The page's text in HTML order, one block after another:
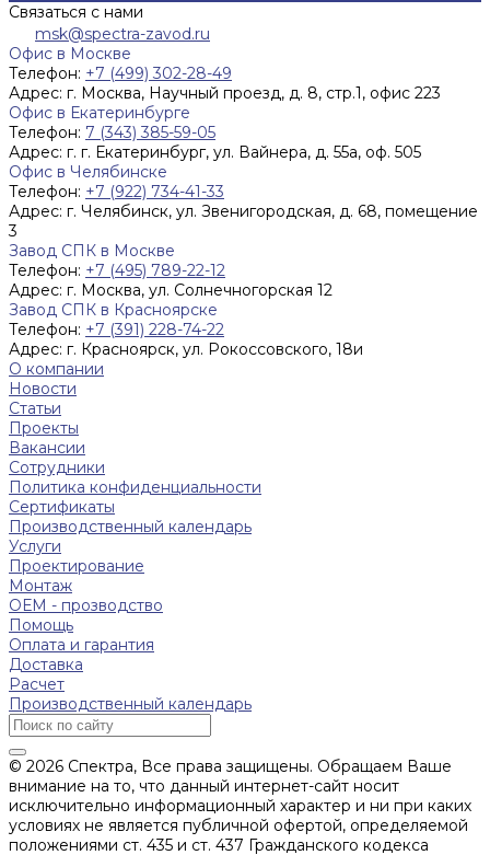
Связаться с нами
msk@spectra-zavod.ru
Офис в Москве
Телефон: +7 (499) 302-28-49
Адрес: г. Москва, Научный проезд, д. 8, стр.1, офис 223
Офис в Екатеринбурге
Телефон: 7 (343) 385-59-05
Адрес: г. г. Екатеринбург, ул. Вайнера, д. 55а, оф. 505
Офис в Челябинске
Телефон: +7 (922) 734-41-33
Адрес: г. Челябинск, ул. Звенигородская, д. 68, помещение
3
Завод СПК в Москве
Телефон: +7 (495) 789-22-12
Адрес: г. Москва, ул. Солнечногорская 12
Завод СПК в Красноярске
Телефон: +7 (391) 228-74-22
Адрес: г. Красноярск, ул. Рокоссовского, 18и
О компании
Новости
Статьи
Проекты
Вакансии
Сотрудники
Политика конфиденциальности
Сертификаты
Производственный календарь
Услуги
Проектирование
Монтаж
ОЕМ - прозводство
Помощь
Оплата и гарантия
Доставка
Расчет
Производственный календарь
© 2026 Спектра, Все права защищены. Обращаем Ваше
внимание на то, что данный интернет-сайт носит
исключительно информационный характер и ни при каких
условиях не является публичной офертой, определяемой
положениями ст. 435 и ст. 437 Гражданского кодекса